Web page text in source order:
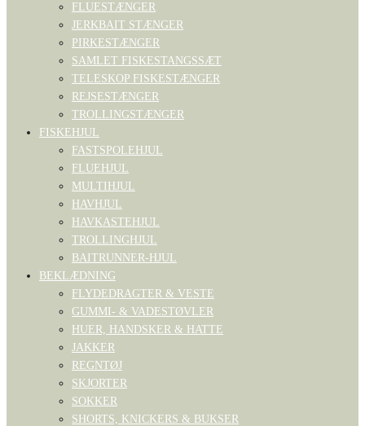
FLUESTÆNGER
JERKBAIT STÆNGER
PIRKESTÆNGER
SAMLET FISKESTANGSSÆT
TELESKOP FISKESTÆNGER
REJSESTÆNGER
TROLLINGSTÆNGER
FISKEHJUL
FASTSPOLEHJUL
FLUEHJUL
MULTIHJUL
HAVHJUL
HAVKASTEHJUL
TROLLINGHJUL
BAITRUNNER-HJUL
BEKLÆDNING
FLYDEDRAGTER & VESTE
GUMMI- & VADESTØVLER
HUER, HANDSKER & HATTE
JAKKER
REGNTØJ
SKJORTER
SOKKER
SHORTS, KNICKERS & BUKSER